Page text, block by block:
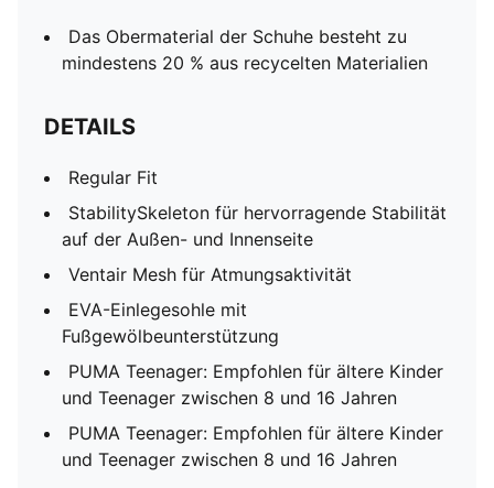
Das Obermaterial der Schuhe besteht zu
mindestens 20 % aus recycelten Materialien
DETAILS
Regular Fit
StabilitySkeleton für hervorragende Stabilität
auf der Außen- und Innenseite
Ventair Mesh für Atmungsaktivität
EVA-Einlegesohle mit
Fußgewölbeunterstützung
PUMA Teenager: Empfohlen für ältere Kinder
und Teenager zwischen 8 und 16 Jahren
PUMA Teenager: Empfohlen für ältere Kinder
und Teenager zwischen 8 und 16 Jahren